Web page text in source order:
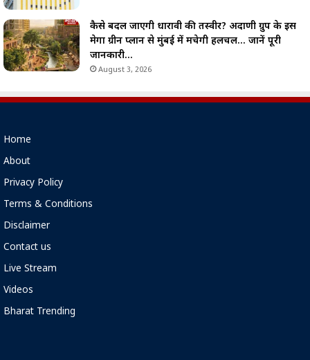
कैसे बदल जाएगी धारावी की तस्वीर? अदाणी ग्रुप के इस
मेगा ग्रीन प्लान से मुंबई में मचेगी हलचल… जानें पूरी
जानकारी…
August 3, 2026
Home
About
Privacy Policy
Terms & Conditions
Disclaimer
Contact us
Live Stream
Videos
Bharat Trending